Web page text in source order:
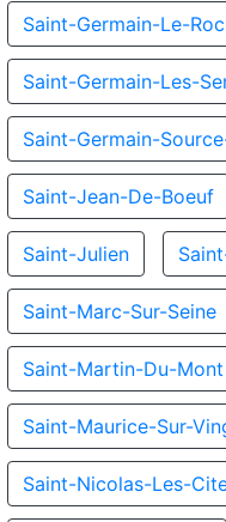
Saint-Germain-Le-
Saint-Germain-Les-
Saint-Germain-
Saint-Jean-De-Boeuf
Saint-Julien
Saint-Marc-Sur-Seine
Saint-Martin-Du-Mont
Saint-Maurice-Sur-
Saint-Nicolas-Les-